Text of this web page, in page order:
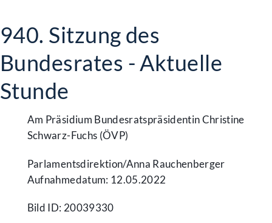
940. Sitzung des
Bundesrates - Aktuelle
Stunde
Am Präsidium Bundesratspräsidentin Christine
Schwarz-Fuchs (ÖVP)
Parlamentsdirektion/​Anna Rauchenberger
Aufnahmedatum: 12.05.2022
Bild ID: 20039330